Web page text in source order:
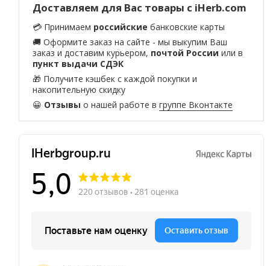
Доставляем для Вас товары с iHerb.com
💳 Принимаем российские банковские карты
🚚 Оформите заказ на сайте - мы выкупим Ваш
заказ и доставим курьером, почтой России или в
пункт выдачи СДЭК
🎁 Получите кэшбек с каждой покупки и
накопительную скидку
😀 Отзывы о нашей работе вгруппе Вконтакте